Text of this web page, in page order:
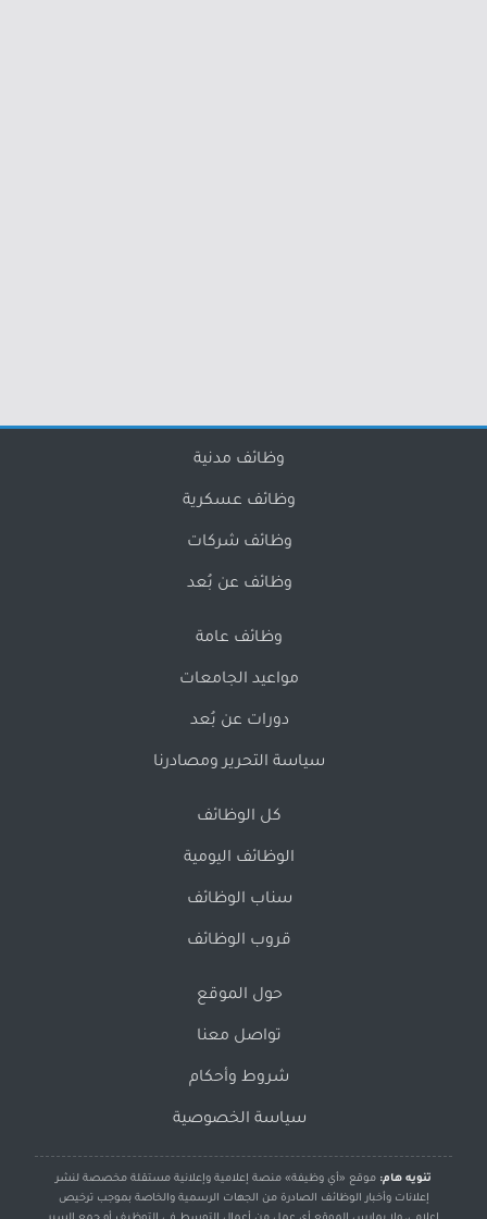
وظائف مدنية
وظائف عسكرية
وظائف شركات
وظائف عن بُعد
وظائف عامة
مواعيد الجامعات
دورات عن بُعد
سياسة التحرير ومصادرنا
كل الوظائف
الوظائف اليومية
سناب الوظائف
قروب الوظائف
حول الموقع
تواصل معنا
شروط وأحكام
سياسة الخصوصية
تنويه هام: موقع «أي وظيفة» منصة إعلامية وإعلانية مستقلة مخصصة لنشر
إعلانات وأخبار الوظائف الصادرة من الجهات الرسمية والخاصة بموجب ترخيص